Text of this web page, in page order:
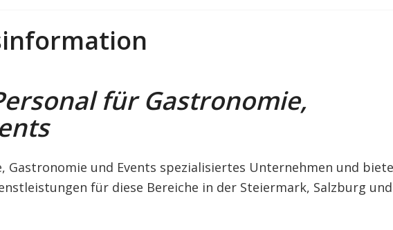
für Gastronomie,
Gastronomie und Events spezialisiertes Unternehmen und
für diese Bereiche in der Steiermark, Salzburg und